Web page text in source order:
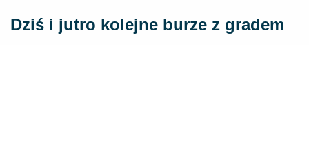
Dziś i jutro kolejne burze z gradem